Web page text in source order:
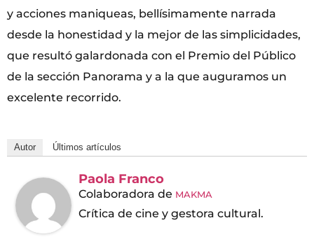
y acciones maniqueas, bellísimamente narrada
desde la honestidad y la mejor de las simplicidades,
que resultó galardonada con el Premio del Público
de la sección Panorama y a la que auguramos un
excelente recorrido.
Autor Últimos artículos
Paola Franco
Colaboradora de MAKMA
Crítica de cine y gestora cultural.